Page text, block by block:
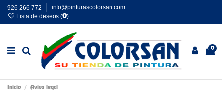
926 266 772
info@pinturascolorsan.com
Lista de deseos (0)
0
Inicio Aviso legal